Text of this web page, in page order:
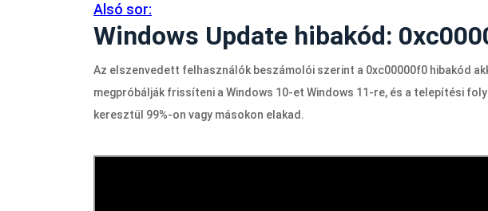
Alsó sor:
Windows Update hibakód:
Az elszenvedett felhasználók beszámolói szerint a 0xc00000f0 hibakód
megpróbálják frissíteni a Windows 10-et Windows 11-re, és a telepítési
keresztül 99%-on vagy másokon elakad.